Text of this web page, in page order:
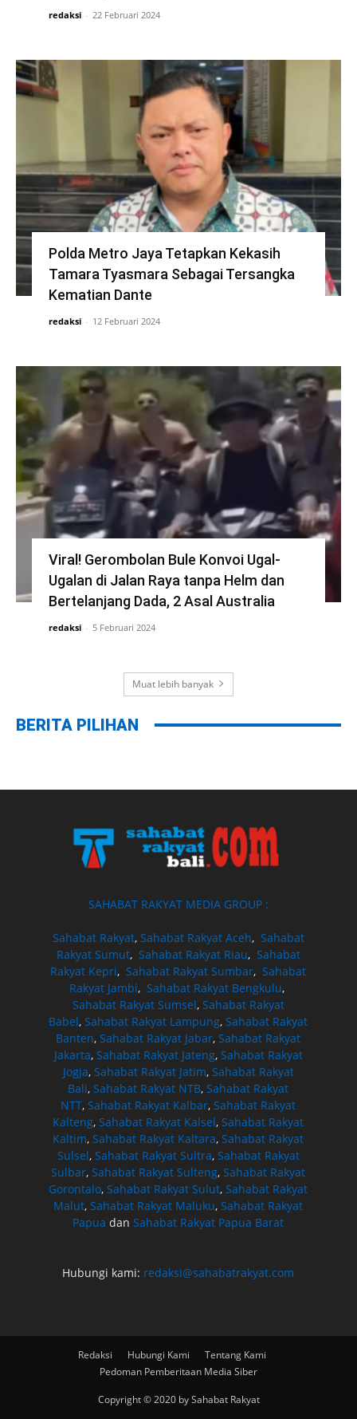
redaksi - 22 Februari 2024
Polda Metro Jaya Tetapkan Kekasih
Tamara Tyasmara Sebagai Tersangka
Kematian Dante
redaksi - 12 Februari 2024
Viral! Gerombolan Bule Konvoi Ugal-
Ugalan di Jalan Raya tanpa Helm dan
Bertelanjang Dada, 2 Asal Australia
redaksi - 5 Februari 2024
Muat lebih banyak
BERITA PILIHAN
SAHABAT RAKYAT MEDIA GROUP :
Sahabat Rakyat, Sahabat Rakyat Aceh, Sahabat
Rakyat Sumut, Sahabat Rakyat Riau, Sahabat
Rakyat Kepri,Sahabat Rakyat Sumbar,Sahabat
Rakyat Jambi, Sahabat Rakyat Bengkulu,
Sahabat Rakyat Sumsel, Sahabat Rakyat
Babel,Sahabat Rakyat Lampung,Sahabat Rakyat
Banten,Sahabat Rakyat Jabar,Sahabat Rakyat
Jakarta, Sahabat Rakyat Jateng, Sahabat Rakyat
Jogja, Sahabat Rakyat Jatim, Sahabat Rakyat
Bali,Sahabat Rakyat NTB,Sahabat Rakyat
NTT,Sahabat Rakyat Kalbar,Sahabat Rakyat
Kalteng,Sahabat Rakyat Kalsel,Sahabat Rakyat
Kaltim,Sahabat Rakyat Kaltara,Sahabat Rakyat
Sulsel, Sahabat Rakyat Sultra, Sahabat Rakyat
Sulbar,Sahabat Rakyat Sulteng,Sahabat Rakyat
Gorontalo,Sahabat Rakyat Sulut,Sahabat Rakyat
Malut,Sahabat Rakyat Maluku,Sahabat Rakyat
Papua danSahabat Rakyat Papua Barat
Hubungi kami: redaksi@sahabatrakyat.com
Redaksi Hubungi Kami
Tentang Kami
Pedoman Pemberitaan Media Siber
Copyright © 2020 by Sahabat Rakyat